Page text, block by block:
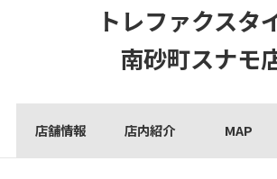
トレファクスタ
南砂町スナモ
店舗情報 店内紹介 MAP